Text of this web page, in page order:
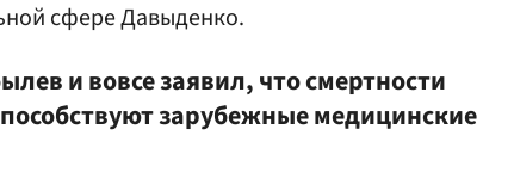
сфере Давыденко.
и вовсе заявил, что смертности
зарубежные медицинские